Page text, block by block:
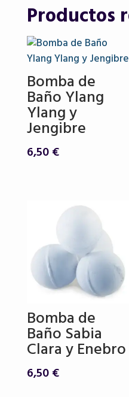
Productos
Bomba de
Baño Ylang
Ylang y
Jengibre
6,50€
Bomba de
Baño Sabia
Clara y Enebro
6,50€